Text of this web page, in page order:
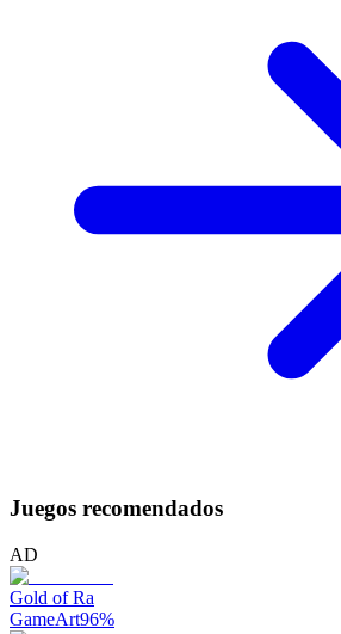
Juegos recomendados
AD
Gold of Ra
GameArt96%